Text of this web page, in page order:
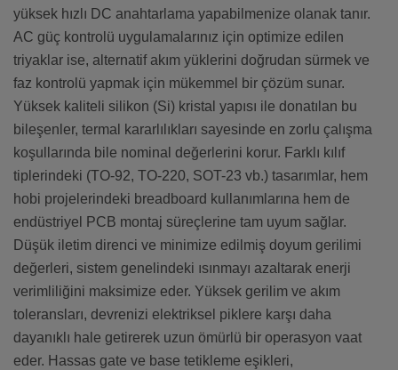
yüksek hızlı DC anahtarlama yapabilmenize olanak tanır.
AC güç kontrolü uygulamalarınız için optimize edilen
triyaklar ise, alternatif akım yüklerini doğrudan sürmek ve
faz kontrolü yapmak için mükemmel bir çözüm sunar.
Yüksek kaliteli silikon (Si) kristal yapısı ile donatılan bu
bileşenler, termal kararlılıkları sayesinde en zorlu çalışma
koşullarında bile nominal değerlerini korur. Farklı kılıf
tiplerindeki (TO-92, TO-220, SOT-23 vb.) tasarımlar, hem
hobi projelerindeki breadboard kullanımlarına hem de
endüstriyel PCB montaj süreçlerine tam uyum sağlar.
Düşük iletim direnci ve minimize edilmiş doyum gerilimi
değerleri, sistem genelindeki ısınmayı azaltarak enerji
verimliliğini maksimize eder. Yüksek gerilim ve akım
toleransları, devrenizi elektriksel piklere karşı daha
dayanıklı hale getirerek uzun ömürlü bir operasyon vaat
eder. Hassas gate ve base tetikleme eşikleri,